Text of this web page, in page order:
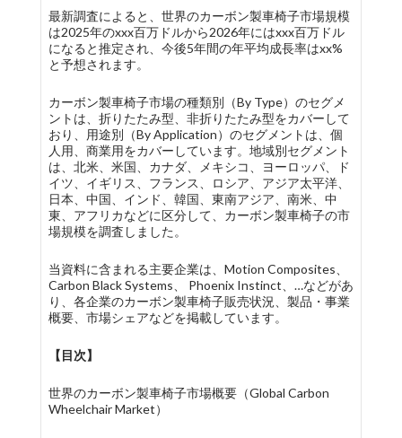
最新調査によると、世界のカーボン製車椅子市場規模
は2025年のxxx百万ドルから2026年にはxxx百万ドル
になると推定され、今後5年間の年平均成長率はxx%
と予想されます。
カーボン製車椅子市場の種類別（By Type）のセグメ
ントは、折りたたみ型、非折りたたみ型をカバーして
おり、用途別（By Application）のセグメントは、個
人用、商業用をカバーしています。地域別セグメント
は、北米、米国、カナダ、メキシコ、ヨーロッパ、ド
イツ、イギリス、フランス、ロシア、アジア太平洋、
日本、中国、インド、韓国、東南アジア、南米、中
東、アフリカなどに区分して、カーボン製車椅子の市
場規模を調査しました。
当資料に含まれる主要企業は、Motion Composites、
Carbon Black Systems、 Phoenix Instinct、…などがあ
り、各企業のカーボン製車椅子販売状況、製品・事業
概要、市場シェアなどを掲載しています。
【目次】
世界のカーボン製車椅子市場概要（Global Carbon
Wheelchair Market）